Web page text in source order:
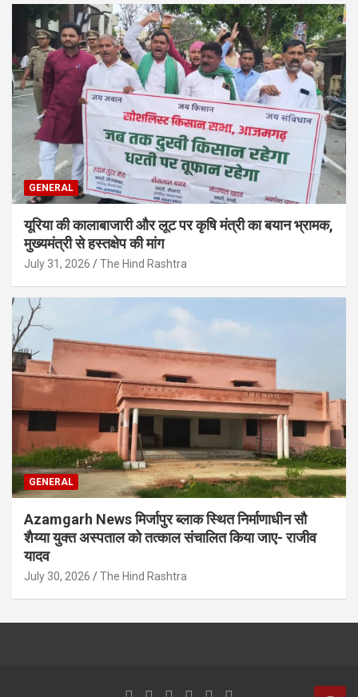
GENERAL
यूरिया की कालाबाजारी और लूट पर कृषि मंत्री का बयान भ्रामक,
मुख्यमंत्री से हस्तक्षेप की मांग
July 31, 2026 The Hind Rashtra
GENERAL
Azamgarh News मिर्जापुर ब्लाक स्थित निर्माणाधीन सौ
शैय्या युक्त अस्पताल को तत्काल संचालित किया जाए- राजीव
यादव
July 30, 2026 The Hind Rashtra